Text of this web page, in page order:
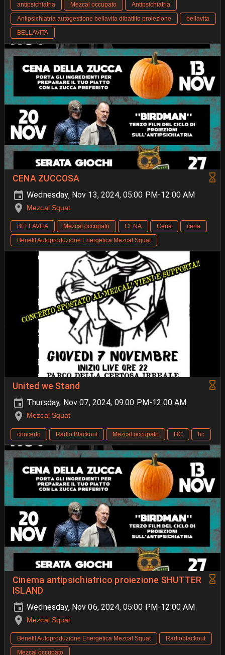
antipsichiatria Mezcal occupato
Antipsichiatria
Antipsichiatria autogestione bellavita dibattito proiezione
bellavita
BELLAVITA
CENA ZUCCOSA
Wednesday, Nov 13, 2024, 05:00 PM-12:00 AM
Mezcal Squat
BELLAVITA Mezcal occupato CENA Cena
cena
Benefit Autoproduzione Energetica Mezcal Squat
United we Stand
Thursday, Nov 07, 2024, 09:00 PM-12:00 AM
Mezcal Squat
concerto Radio Blackout Mezcal occupato HC hc
Cinema antipsichiatrico proiezione SHUTTER
ISLAND
Wednesday, Nov 06, 2024, 05:00 PM-12:00 AM
Mezcal Squat
Benefit Autoproduzione Energetica Mezcal Squat
Radioblackout
Mezcal occupato